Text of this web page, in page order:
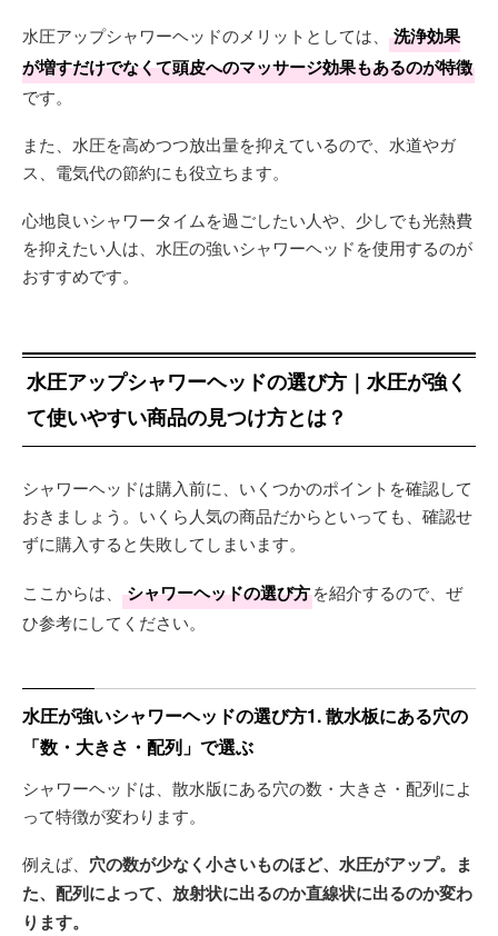
水圧アップシャワーヘッドのメリットとしては、
洗浄効果
が増すだけでなくて頭皮へのマッサージ効果もあるのが特徴
です。
また、水圧を高めつつ放出量を抑えているので、水道やガ
ス、電気代の節約にも役立ちます。
心地良いシャワータイムを過ごしたい人や、少しでも光熱費
を抑えたい人は、水圧の強いシャワーヘッドを使用するのが
おすすめです。
水圧アップシャワーヘッドの選び方｜水圧が強く
て使いやすい商品の見つけ方とは？
シャワーヘッドは購入前に、いくつかのポイントを確認して
おきましょう。いくら人気の商品だからといっても、確認せ
ずに購入すると失敗してしまいます。
ここからは、 シャワーヘッドの選び方を紹介するので、ぜ
ひ参考にしてください。
水圧が強いシャワーヘッドの選び方1. 散水板にある穴の
「数・大きさ・配列」で選ぶ
シャワーヘッドは、散水版にある穴の数・大きさ・配列によ
って特徴が変わります。
例えば、 穴の数が少なく小さいものほど、水圧がアップ。ま
た、配列によって、放射状に出るのか直線状に出るのか変わ
ります。